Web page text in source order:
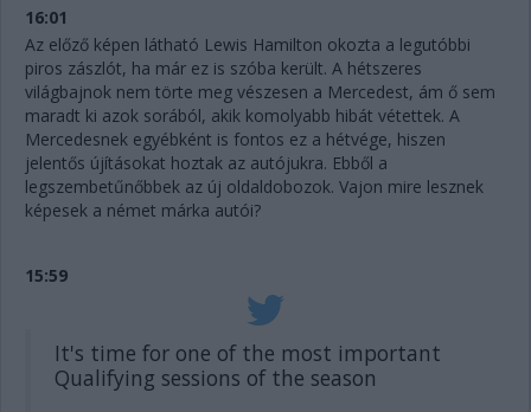
16:01
Az előző képen látható Lewis Hamilton okozta a legutóbbi
piros zászlót, ha már ez is szóba került. A hétszeres
világbajnok nem törte meg vészesen a Mercedest, ám ő sem
maradt ki azok sorából, akik komolyabb hibát vétettek. A
Mercedesnek egyébként is fontos ez a hétvége, hiszen
jelentős újításokat hoztak az autójukra. Ebből a
legszembetűnőbbek az új oldaldobozok. Vajon mire lesznek
képesek a német márka autói?
15:59
It's time for one of the most important
Qualifying sessions of the season